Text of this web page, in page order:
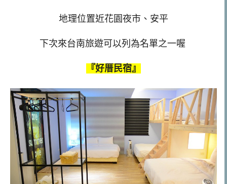
地理位置近花園夜市、安平
下次來台南旅遊可以列為名單之一喔
『好厝民宿』